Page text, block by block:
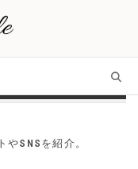
SNSを紹介。